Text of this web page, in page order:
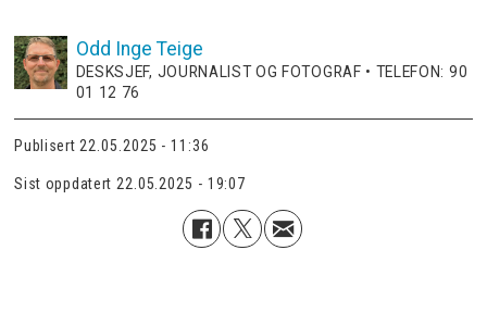
Odd Inge Teige
DESKSJEF, JOURNALIST OG FOTOGRAF • TELEFON: 90
01 12 76
Publisert 22.05.2025 - 11:36
Sist oppdatert 22.05.2025 - 19:07